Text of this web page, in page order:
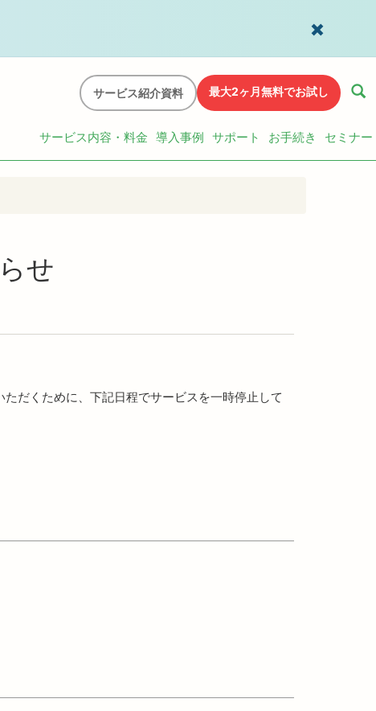
サービス紹介資料 最大2ヶ月無料でお試し
サービス内容・料金 導入事例 サポート お手続き セミナー
せ
だくために、下記日程でサービスを一時停止して